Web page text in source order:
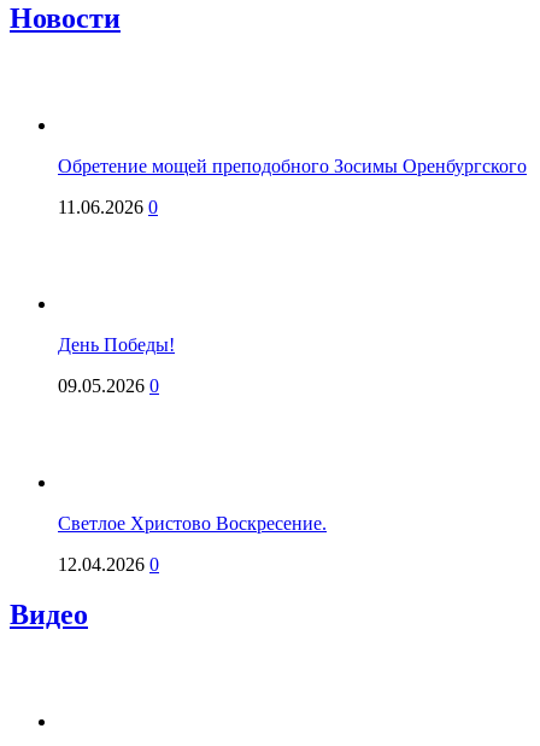
Новости
Обретение мощей преподобного Зосимы Оренбургского
11.06.2026 0
День Победы!
09.05.2026 0
Светлое Христово Воскресение.
12.04.2026 0
Видео